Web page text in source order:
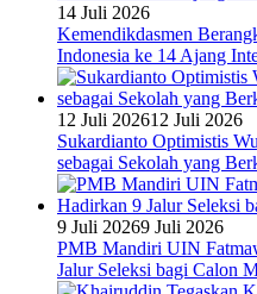
14 Juli 2026
Kemendikdasmen
Indonesia ke 14 Ajang
12 Juli 202612 Juli 2026
Sukardianto Optimistis
sebagai Sekolah yang
9 Juli 20269 Juli 2026
PMB Mandiri UIN
Jalur Seleksi bagi Calon